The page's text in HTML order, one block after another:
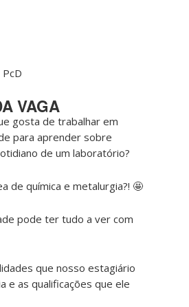
VAGA
gosta de trabalhar em
para aprender sobre
de um laboratório?
de química e metalurgia?! 🤩
pode ter tudo a ver com
que nosso estagiário
e as qualificações que ele